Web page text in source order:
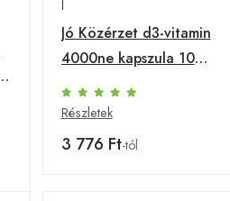
Jó Közérzet d3-vitamin
4000ne kapszula 100
db
Részletek
3 776 Ft-tól